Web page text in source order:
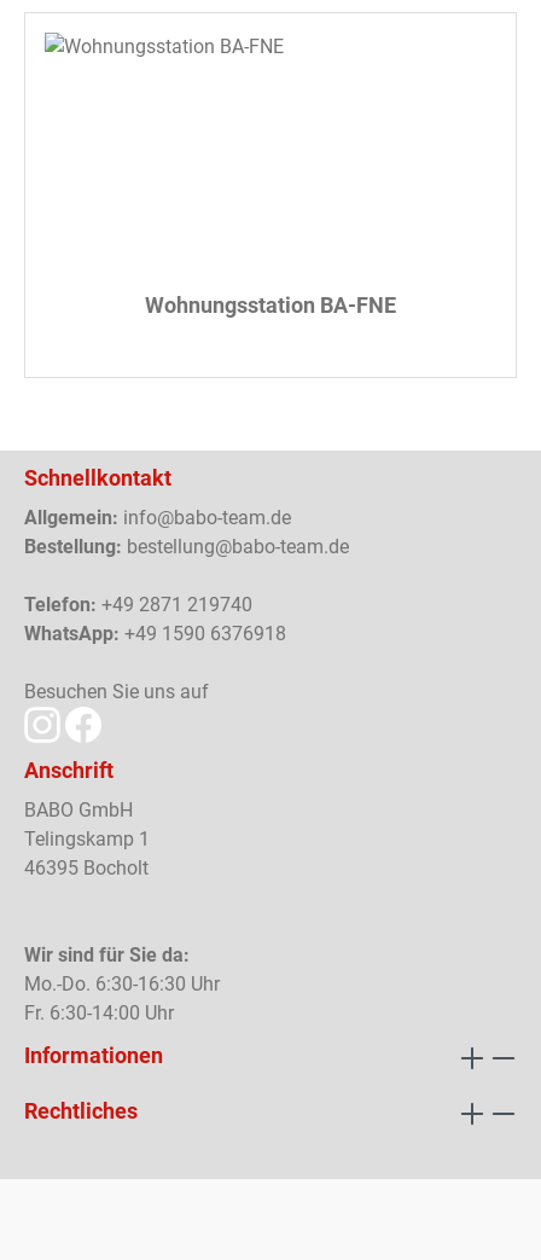
Wohnungsstation BA-FNE
Schnellkontakt
Allgemein: info@babo-team.de
Bestellung: bestellung@babo-team.de
Telefon: +49 2871 219740
WhatsApp: +49 1590 6376918
Besuchen Sie uns auf
Anschrift
BABO GmbH
Telingskamp 1
46395 Bocholt
Wir sind für Sie da:
Mo.-Do. 6:30-16:30 Uhr
Fr. 6:30-14:00 Uhr
Informationen
Rechtliches